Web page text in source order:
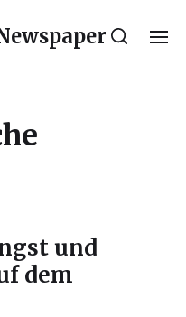
und
dem